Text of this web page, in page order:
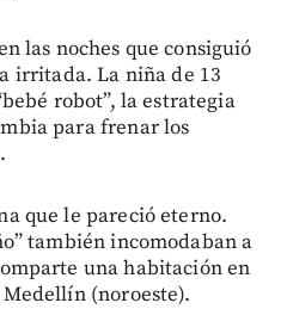
las noches que consiguió
irritada. La niña de 13
robot”, la estrategia
para frenar los
que le pareció eterno.
también incomodaban a
una habitación en
(noroeste).